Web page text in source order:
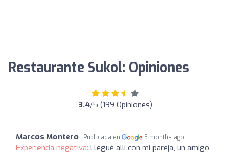
Restaurante Sukol: Opiniones
3.4/5 (199 Opiniones)
Marcos Montero Publicada en 5 months ago
Experiencia negativa: Llegué allí con mi pareja, un amigo